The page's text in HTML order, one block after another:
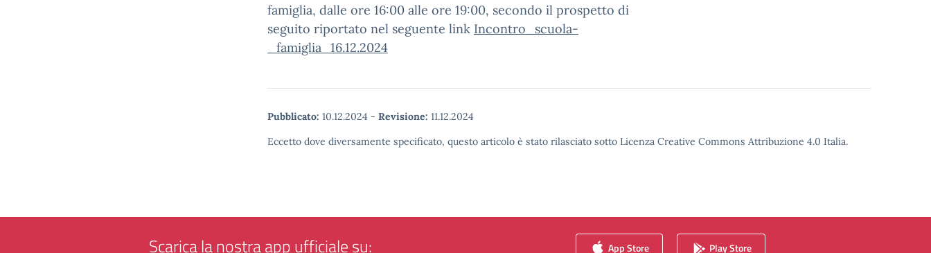
famiglia, dalle ore 16:00 alle ore 19:00, secondo il prospetto di
seguito riportato nel seguente link Incontro_scuola-
_famiglia_16.12.2024
Pubblicato: 10.12.2024 - Revisione: 11.12.2024
Eccetto dove diversamente specificato, questo articolo è stato rilasciato sotto Licenza Creative Commons Attribuzione 4.0 Italia.
Scarica la nostra app ufficiale su: App Store Play Store